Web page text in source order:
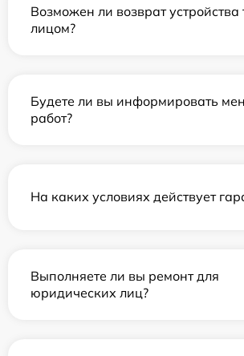
Возможен ли возврат устройства
лицом?
Будете ли вы информировать
работ?
На каких условиях действует
Выполняете ли вы ремонт для
юридических лиц?